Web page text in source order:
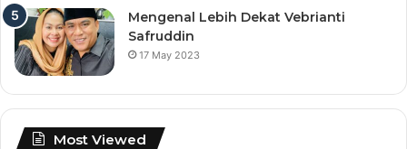
Mengenal Lebih Dekat Vebrianti
Safruddin
17 May 2023
Most Viewed